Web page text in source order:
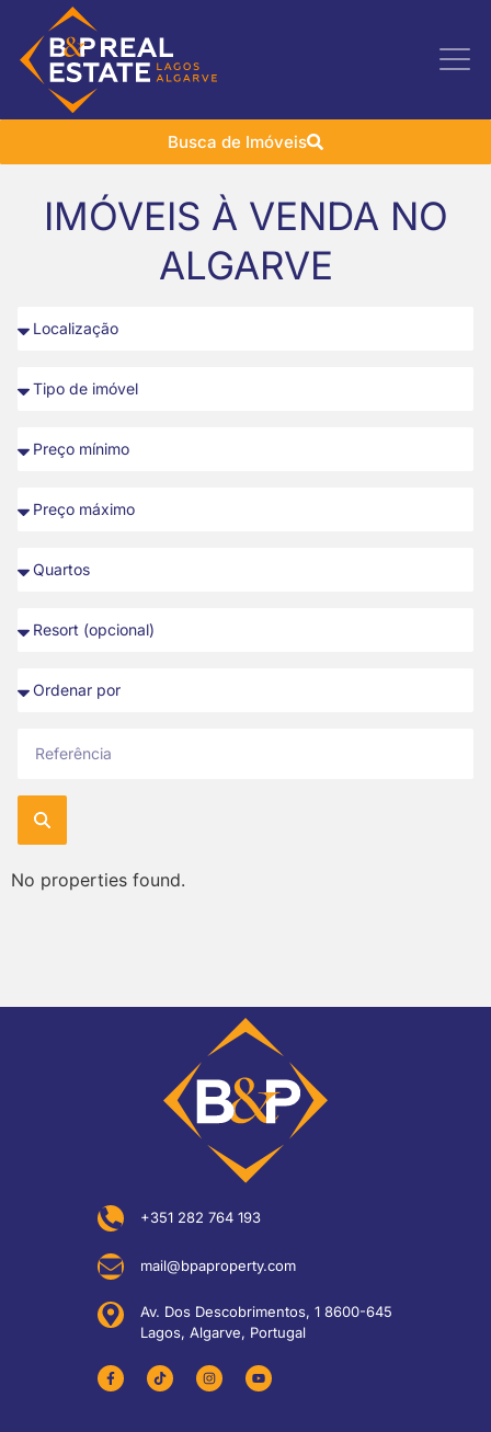
Busca de Imóveis
IMÓVEIS À VENDA NO
ALGARVE
No properties found.
+351 282 764 193
mail@bpaproperty.com
Av. Dos Descobrimentos, 1 8600-645
Lagos, Algarve, Portugal